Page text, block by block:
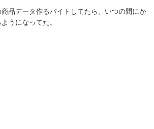
品データ作るバイトしてたら、いつの間にか
うになってた。